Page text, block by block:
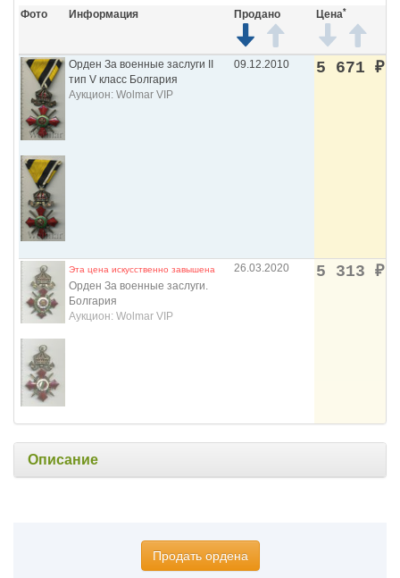
Фото Информация Продано Цена*
Орден За военные заслуги II
тип V класс Болгария
Аукцион: Wolmar VIP
09.12.2010 5 671 ₽
Эта цена искусственно завышена
Орден За военные заслуги.
Болгария
Аукцион: Wolmar VIP
26.03.2020 5 313 ₽
Описание
Продать ордена